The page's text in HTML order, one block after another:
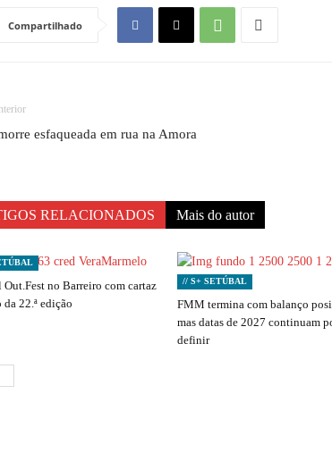
Compartilhado
esfaqueada em rua na Amora
RELACIONADOS Mais do autor
Out.Fest no Barreiro com cartaz
da 22.ª edição
// S+ SETÚBAL
FMM termina com balanço
mas datas de 2027 continuam
definir